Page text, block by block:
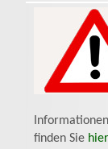
finden Sie hier